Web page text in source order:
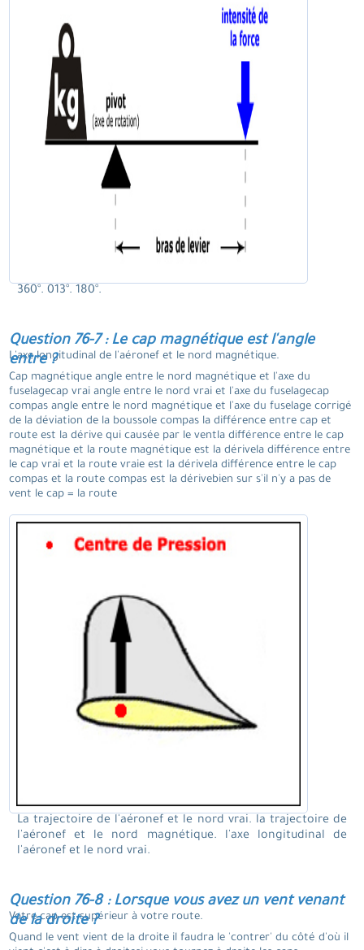
360°. 013°. 180°.
Question 76-7 : Le cap magnétique est l'angle
entre ?
L'axe longitudinal de l'aéronef et le nord magnétique.
Cap magnétique angle entre le nord magnétique et l'axe du
fuselagecap vrai angle entre le nord vrai et l'axe du fuselagecap
compas angle entre le nord magnétique et l'axe du fuselage corrigé
de la déviation de la boussole compas la différence entre cap et
route est la dérive qui causée par le ventla différence entre le cap
magnétique et la route magnétique est la dérivela différence entre
le cap vrai et la route vraie est la dérivela différence entre le cap
compas et la route compas est la dérivebien sur s'il n'y a pas de
vent le cap = la route
La trajectoire de l'aéronef et le nord vrai. la trajectoire de
l'aéronef et le nord magnétique. l'axe longitudinal de
l'aéronef et le nord vrai.
Question 76-8 : Lorsque vous avez un vent venant
de la droite ?
Votre cap est supérieur à votre route.
Quand le vent vient de la droite il faudra le 'contrer' du côté d'où il